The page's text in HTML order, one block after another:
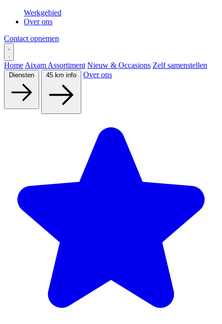
Werkgebied
Over ons
Contact opnemen
Home Aixam Assortiment Nieuw & Occasions Zelf samenstellen
Over ons